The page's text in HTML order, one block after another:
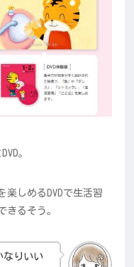
。
楽しめるDVDで生活習
きるそう。
なりいい